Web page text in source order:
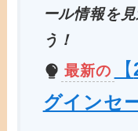
ール情報を
う！
最新の
【
グインセ